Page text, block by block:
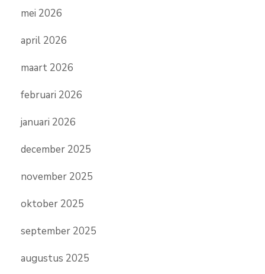
mei 2026
april 2026
maart 2026
februari 2026
januari 2026
december 2025
november 2025
oktober 2025
september 2025
augustus 2025